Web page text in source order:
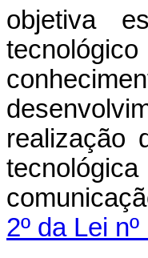
objetiva
realização
2º da Lei